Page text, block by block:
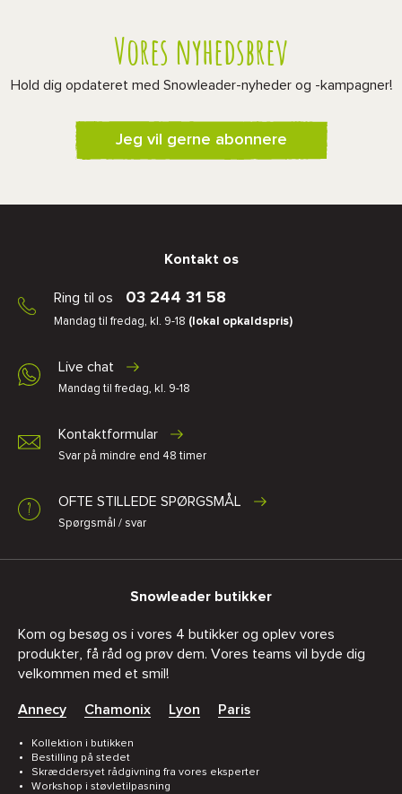
Vores nyhedsbrev
Hold dig opdateret med Snowleader-nyheder og -kampagner!
Jeg vil gerne abonnere
Kontakt os
Ring til os 03 244 31 58
Mandag til fredag, kl. 9-18 (lokal opkaldspris)
Live chat
Mandag til fredag, kl. 9-18
Kontaktformular
Svar på mindre end 48 timer
OFTE STILLEDE SPØRGSMÅL
Spørgsmål / svar
Snowleader butikker
Kom og besøg os i vores 4 butikker og oplev vores
produkter, få råd og prøv dem. Vores teams vil byde dig
velkommen med et smil!
Annecy Chamonix Lyon Paris
Kollektion i butikken
Bestilling på stedet
Skræddersyet rådgivning fra vores eksperter
Workshop i støvletilpasning